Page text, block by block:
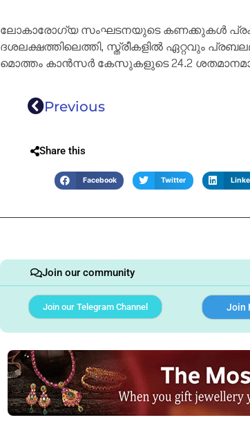
ലോകാരോഗ്യ സംഘടനയുടെ കണക്കുകൾ
ദശലക്ഷത്തിലെത്തി, സ്ത്രീകളിൽ ഏറ്റവും
മൊത്തം കാൻസർ കേസുകളുടെ 24.2
Previous
Share this
Facebook Twitter
Join our community
Join our Telegram Channel Join